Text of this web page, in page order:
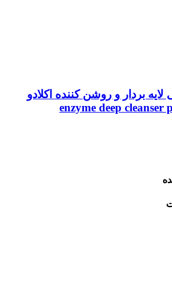
لایه بردار و روشن کننده اکلادو
enzyme deep cleanser